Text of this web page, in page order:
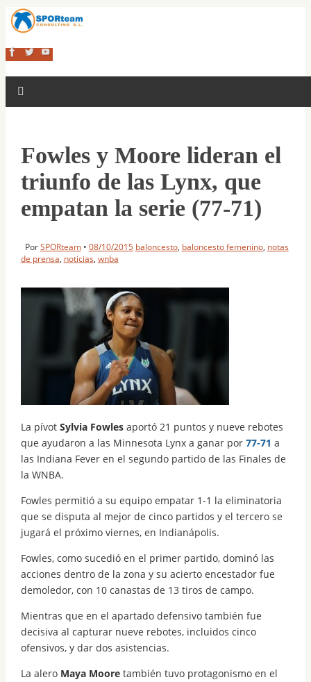
Fowles y Moore lideran el
triunfo de las Lynx, que
empatan la serie (77-71)
PorSPORteam • 08/10/2015 baloncesto, baloncesto femenino, notas
de prensa, noticias, wnba
La pívot Sylvia Fowlesaportó 21 puntos y nueve rebotes
que ayudaron a las Minnesota Lynx a ganar por 77-71 a
las Indiana Fever en el segundo partido de las Finales de
la WNBA.
Fowles permitió a su equipo empatar 1-1 la eliminatoria
que se disputa al mejor de cinco partidos y el tercero se
jugará el próximo viernes, en Indianápolis.
Fowles, como sucedió en el primer partido, dominó las
acciones dentro de la zona y su acierto encestador fue
demoledor, con 10 canastas de 13 tiros de campo.
Mientras que en el apartado defensivo también fue
decisiva al capturar nueve rebotes, incluidos cinco
ofensivos, y dar dos asistencias.
La alero Maya Mooretambién tuvo protagonismo en el